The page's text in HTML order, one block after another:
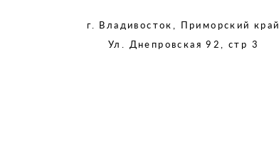
г. Владивосток, Приморский край
Ул. Днепровская 92, стр 3